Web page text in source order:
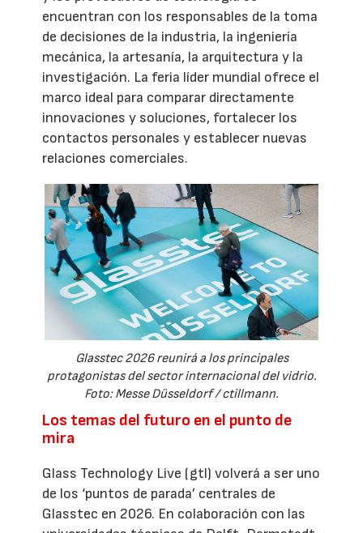
encuentran con los responsables de la toma
de decisiones de la industria, la ingeniería
mecánica, la artesanía, la arquitectura y la
investigación. La feria líder mundial ofrece el
marco ideal para comparar directamente
innovaciones y soluciones, fortalecer los
contactos personales y establecer nuevas
relaciones comerciales.
Glasstec 2026 reunirá a los principales
protagonistas del sector internacional del vidrio.
Foto: Messe Düsseldorf / ctillmann.
Los temas del futuro en el punto de
mira
Glass Technology Live (gtl) volverá a ser uno
de los ‘puntos de parada’ centrales de
Glasstec en 2026. En colaboración con las